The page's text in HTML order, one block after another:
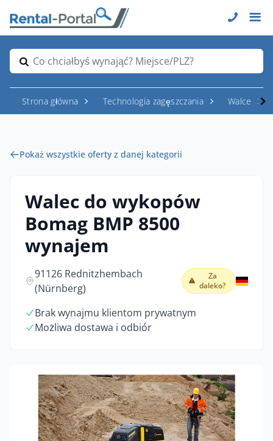
Co chciałbyś wynająć? Miejsce/PLZ?
Strona główna Technologia zagęszczania Walce
Pokaż wszystkie oferty z danej kategorii
Walec do wykopów
Bomag BMP 8500
wynajem
91126 Rednitzhembach
(Nürnberg)
Za
daleko?
Brak wynajmu klientom prywatnym
Możliwa dostawa i odbiór